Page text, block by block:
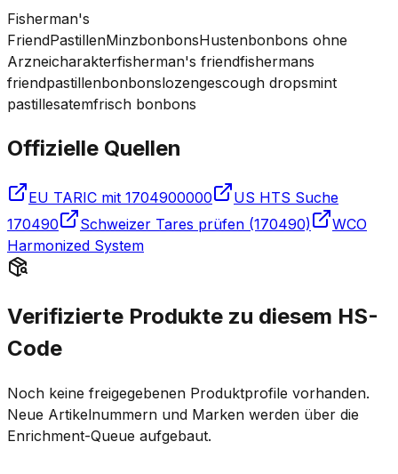
Fisherman's
FriendPastillenMinzbonbonsHustenbonbons ohne
Arzneicharakterfisherman's friendfishermans
friendpastillenbonbonslozengescough dropsmint
pastillesatemfrisch bonbons
Offizielle Quellen
EU TARIC mit 1704900000
US HTS Suche
170490
Schweizer Tares prüfen (170490)
WCO
Harmonized System
Verifizierte Produkte zu diesem HS-
Code
Noch keine freigegebenen Produktprofile vorhanden.
Neue Artikelnummern und Marken werden über die
Enrichment-Queue aufgebaut.